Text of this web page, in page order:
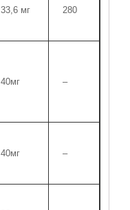
33,6 мг 280
40мг –
40мг –